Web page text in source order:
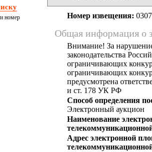
номер
Номер извещения:
Общая информация о
Внимание! За
законодательства
ограничивающих
ограничивающих
предусмотрена
и ст. 178 УК РФ
Способ определения
Электронный аукцион
Наименование
Адрес электронной